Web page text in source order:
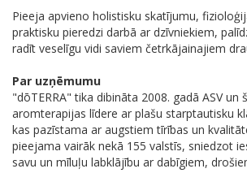
Pieeja apvieno holistisku skatījumu,
praktisku pieredzi darbā ar dzīvniekiem,
radīt veselīgu vidi saviem četrkājainajiem
Par uzņēmumu
"dōTERRA" tika dibināta 2008. gadā ASV un
aromterapijas līdere ar plašu starptautisku
kas pazīstama ar augstiem tīrības un
pieejama vairāk nekā 155 valstīs, sniedzot
savu un mīluļu labklājību ar dabīgiem,